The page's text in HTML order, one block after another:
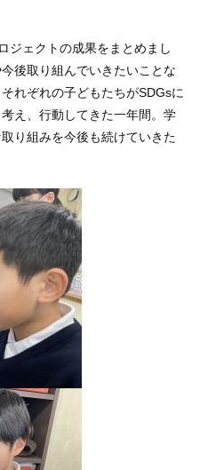
ジェクトの成果をまとめまし
後取り組んでいきたいことな
れぞれの子どもたちがSDGsに
え、行動してきた一年間。学
り組みを今後も続けていきた